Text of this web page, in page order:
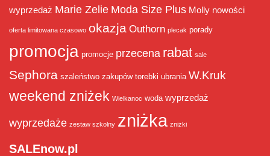
wyprzedaż Marie Zelie Moda Size Plus Molly nowości
oferta limitowana czasowo okazja Outhorn plecak porady
promocja promocje przecena rabat sale
Sephora szaleństwo zakupów torebki ubrania W.Kruk
weekend zniżek Wielkanoc woda wyprzedaż
wyprzedaże zestaw szkolny zniżka zniżki
SALEnow.pl